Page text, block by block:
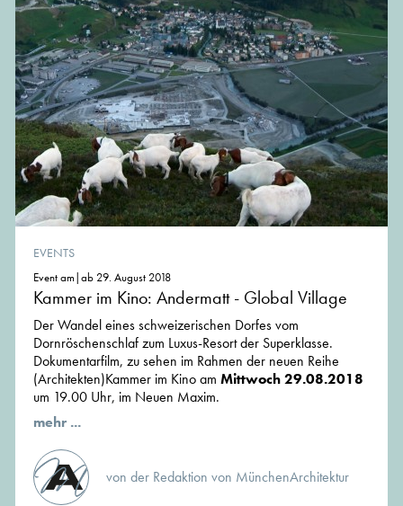
EVENTS
Event am|ab 29. August 2018
Kammer im Kino: Andermatt - Global Village
Der Wandel eines schweizerischen Dorfes vom
Dornröschenschlaf zum Luxus-Resort der Superklasse.
Dokumentarfilm, zu sehen im Rahmen der neuen Reihe
(Architekten)Kammer im Kino am Mittwoch 29.08.2018
um 19.00 Uhr, im Neuen Maxim.
mehr ...
von der Redaktion von MünchenArchitektur